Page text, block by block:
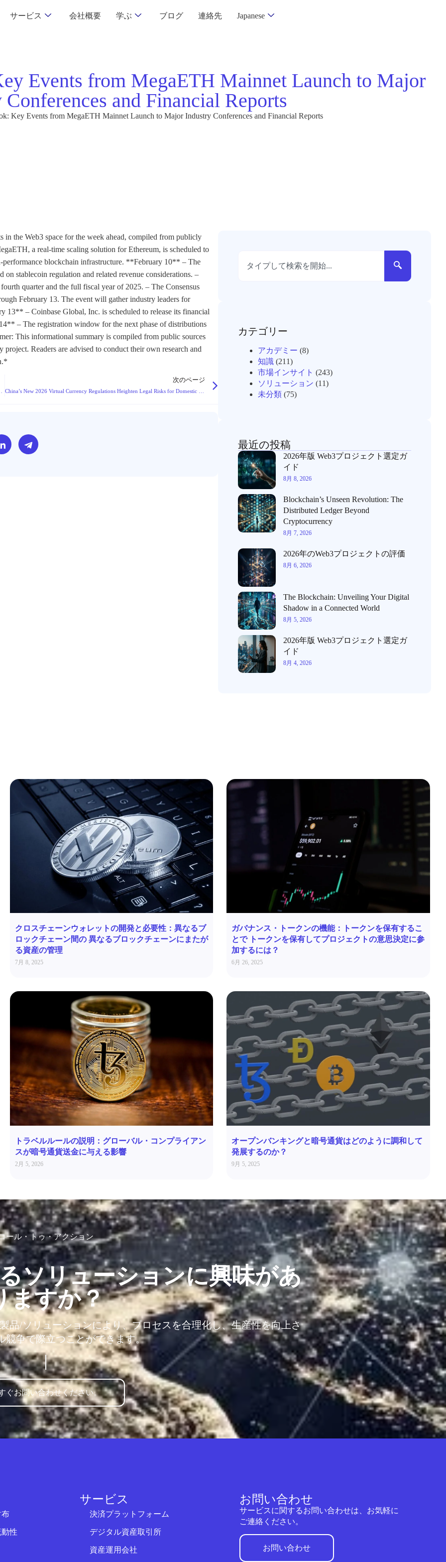
サービス 会社概要 学ぶ ブログ 連絡先 Japanese
Events from MegaETH Mainnet Launch to Major
and Financial Reports
Key Events from MegaETH Mainnet Launch to Major Industry Conferences and Financial Reports
the Web3 space for the week ahead, compiled from publicly
a real-time scaling solution for Ethereum, is scheduled to
performance blockchain infrastructure. **February 10** – The
stablecoin regulation and related revenue considerations. –
quarter and the full fiscal year of 2025. – The Consensus
February 13. The event will gather industry leaders for
13** – Coinbase Global, Inc. is scheduled to release its financial
– The registration window for the next phase of distributions
This informational summary is compiled from public sources
Readers are advised to conduct their own research and
次のページ
カテゴリー
アカデミー (8)
知識(211)
市場インサイト (243)
ソリューション (11)
未分類(75)
最近の投稿
2026年版 Web3プロジェクト選定ガ
イド
8月 8, 2026
Blockchain’s Unseen Revolution: The
Distributed Ledger Beyond
Cryptocurrency
8月 7, 2026
2026年のWeb3プロジェクトの評価
8月 6, 2026
The Blockchain: Unveiling Your Digital
Shadow in a Connected World
8月 5, 2026
2026年版 Web3プロジェクト選定ガ
イド
8月 4, 2026
クロスチェーンウォレットの開発と必要性：異なるブ
ロックチェーン間の 異なるブロックチェーンにまたが
る資産の管理
7月 8, 2025
ガバナンス・トークンの機能：トークンを保有するこ
とで トークンを保有してプロジェクトの意思決定に参
加するには？
6月 26, 2025
トラベルルールの説明：グローバル・コンプライアン
スが暗号通貨送金に与える影響
2月 5, 2026
オープンバンキングと暗号通貨はどのように調和して
発展するのか？
9月 5, 2025
ール・トゥ・アクション
ソリューションに興味があ
ますか？
品/ソリューションにより、プロセスを合理化し、生産性を向上さ
競争で際立つことができます。
ぐお問い合わせください。
性
サービス
決済プラットフォーム
デジタル資産取引所
資産運用会社
お問い合わせ
サービスに関するお問い合わせは、お気軽に
ご連絡ください。
お問い合わせ